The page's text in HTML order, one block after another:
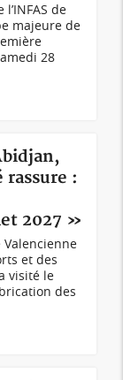
de
majeure de
28
rassure :
2027 »
et des
visité le
des